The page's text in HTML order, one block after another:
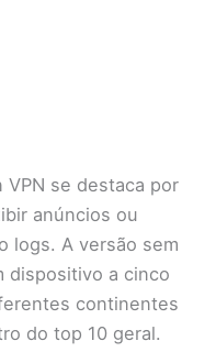
se destaca por
anúncios ou
logs. A versão sem
dispositivo a cinco
continentes
do top 10 geral.